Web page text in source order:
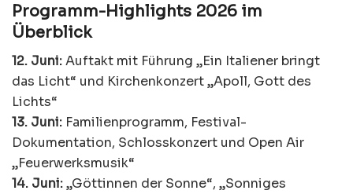
Programm-Highlights 2026 im
Überblick
12. Juni:Auftakt mit Führung „Ein Italiener bringt
das Licht“ und Kirchenkonzert „Apoll, Gott des
Lichts“
13. Juni: Familienprogramm, Festival-
Dokumentation, Schlosskonzert und Open Air
„Feuerwerksmusik“
14. Juni:„Göttinnen der Sonne“, „Sonniges